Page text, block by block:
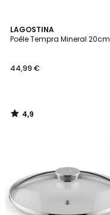
LAGOSTINA
Poêle Tempra Mineral 20cm
44,99 €
4,9
/ 5
4,9
/